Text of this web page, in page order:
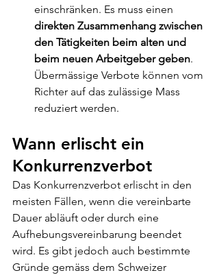
einschränken. Es muss einen
direkten Zusammenhang zwischen
den Tätigkeiten beim alten und
beim neuen Arbeitgeber geben.
Übermässige Verbote können vom
Richter auf das zulässige Mass
reduziert werden.
Wann erlischt ein
Konkurrenzverbot
Das Konkurrenzverbot erlischt in den
meisten Fällen, wenn die vereinbarte
Dauer abläuft oder durch eine
Aufhebungsvereinbarung beendet
wird. Es gibt jedoch auch bestimmte
Gründe gemäss dem Schweizer